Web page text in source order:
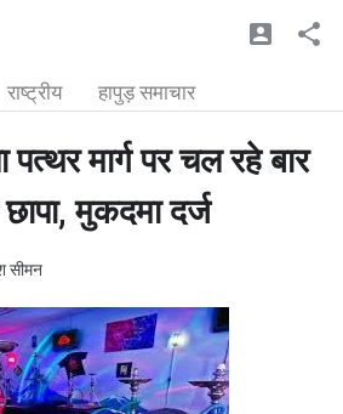
राष्ट्रीय हापुड़ समाचार
मार्ग पर चल रहे बार
मुकदमा दर्ज
सीमन